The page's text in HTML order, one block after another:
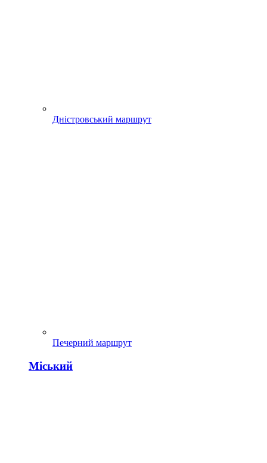
Дністровський маршрут
Печерний маршрут
Міський